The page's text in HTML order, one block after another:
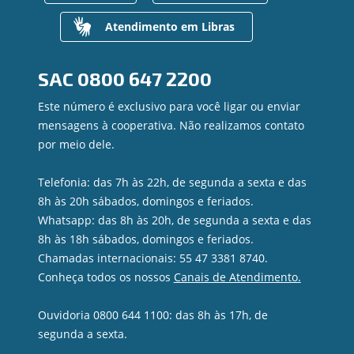
Valores a Receber
Contato
Ouvidoria
Atendimento em Libras
SAC 0800 647 2200
Este número é exclusivo para você ligar ou enviar
mensagens à cooperativa. Não realizamos contato
por meio dele.
Telefonia: das 7h às 22h, de segunda a sexta e das
8h às 20h sábados, domingos e feriados.
Whatsapp: das 8h às 20h, de segunda a sexta e das
8h às 18h sábados, domingos e feriados.
Chamadas internacionais: 55 47 3381 8740.
Conheça todos os nossos Canais de Atendimento.
Ouvidoria 0800 644 1100: das 8h às 17h, de
segunda a sexta.